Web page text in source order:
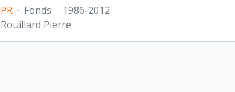
PR · Fonds · 1986-2012
Rouillard Pierre